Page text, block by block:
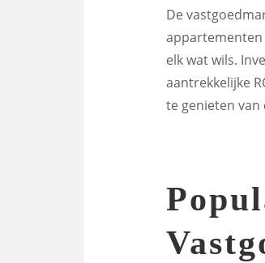
De
appartementen
elk wat wils.
aantrekkelijke
te genieten